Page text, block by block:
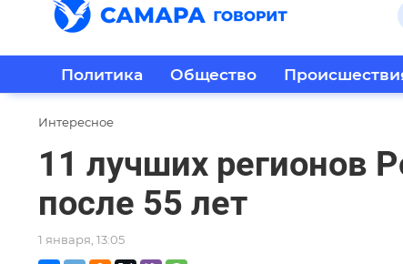
Политика Общество
Интересное
11 лучших регионов
после 55 лет
1 января, 13:05